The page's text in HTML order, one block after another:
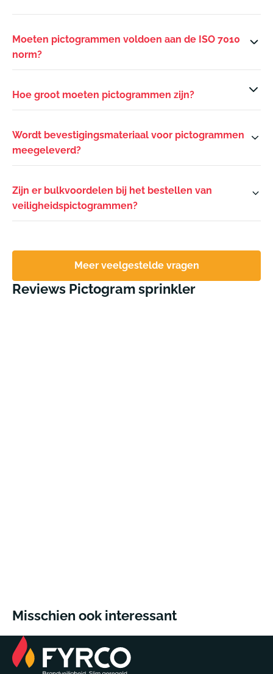
Moeten pictogrammen voldoen aan de ISO 7010
norm?
Hoe groot moeten pictogrammen zijn?
Wordt bevestigingsmateriaal voor pictogrammen
meegeleverd?
Zijn er bulkvoordelen bij het bestellen van
veiligheidspictogrammen?
Meer veelgestelde vragen
Reviews Pictogram sprinkler
Misschien ook interessant